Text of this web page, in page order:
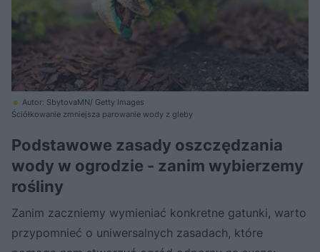
Autor: SbytovaMN/ Getty Images
Ściółkowanie zmniejsza parowanie wody z gleby
Podstawowe zasady oszczędzania
wody w ogrodzie - zanim wybierzemy
rośliny
Zanim zaczniemy wymieniać konkretne gatunki, warto
przypomnieć o uniwersalnych zasadach, które